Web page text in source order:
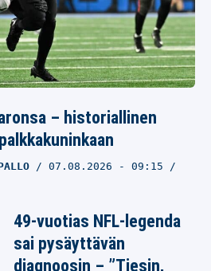
– historiallinen
07.08.2026 - 09:15
49-vuotias NFL-legenda
sai pysäyttävän
diagnoosin – ”Tiesin,